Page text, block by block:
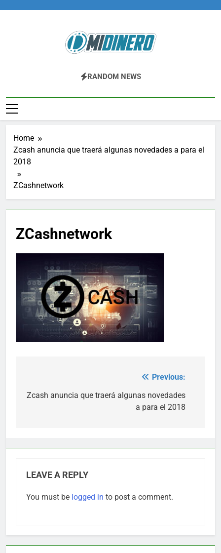
Midinero.co
Fintech, Criptomonedas
RANDOM NEWS
Home
Zcash anuncia que traerá algunas novedades a para el
2018
ZCashnetwork
ZCashnetwork
navigation
Previous:
Zcash anuncia que traerá algunas novedades
a para el 2018
LEAVE A REPLY
You must be logged in to post a comment.